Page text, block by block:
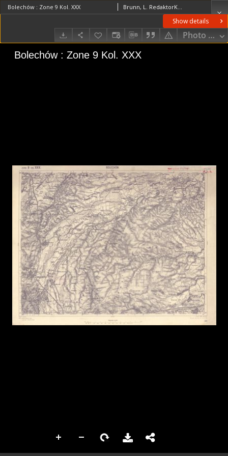
Show details
Photo
Bolechów : Zone 9 Kol. XXX Brunn, L. RedaktorKotrtsch, F. Redaktor